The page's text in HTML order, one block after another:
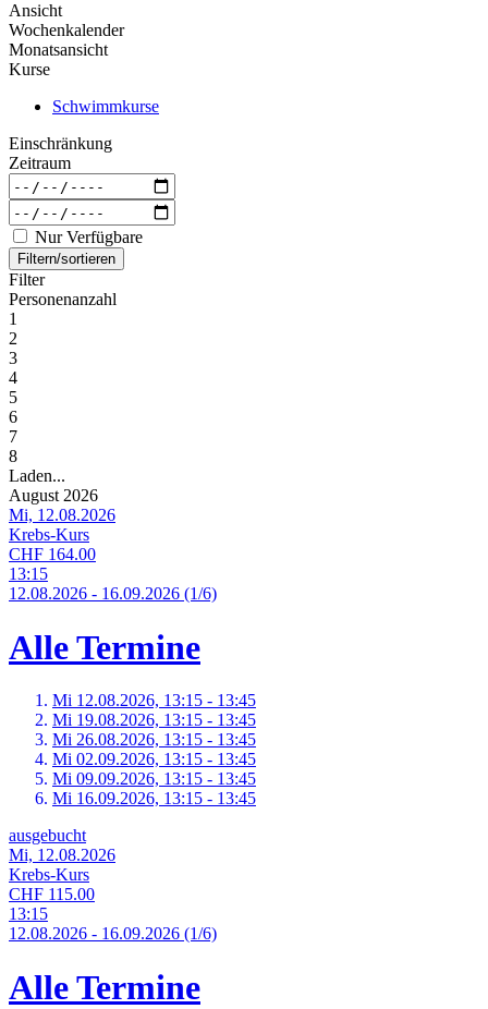
Ansicht
Wochenkalender
Monatsansicht
Kurse
Schwimmkurse
Einschränkung
Zeitraum
Nur Verfügbare
Filtern/sortieren
Filter
Personenanzahl
1
2
3
4
5
6
7
8
Laden...
August 2026
Mi, 12.08.2026
Krebs-Kurs
CHF 164.00
13:15
12.08.2026 - 16.09.2026 (1/6)
Alle Termine
Mi 12.08.2026, 13:15 - 13:45
Mi 19.08.2026, 13:15 - 13:45
Mi 26.08.2026, 13:15 - 13:45
Mi 02.09.2026, 13:15 - 13:45
Mi 09.09.2026, 13:15 - 13:45
Mi 16.09.2026, 13:15 - 13:45
ausgebucht
Mi, 12.08.2026
Krebs-Kurs
CHF 115.00
13:15
12.08.2026 - 16.09.2026 (1/6)
Alle Termine